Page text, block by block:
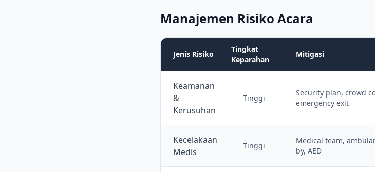
Manajemen Risiko Acara
Jenis Risiko
Tingkat
Keparahan
Mitigasi
Keamanan
&
Kerusuhan
Tinggi
Security plan, crowd
emergency exit
Kecelakaan
Medis
Tinggi
Medical team,
by, AED